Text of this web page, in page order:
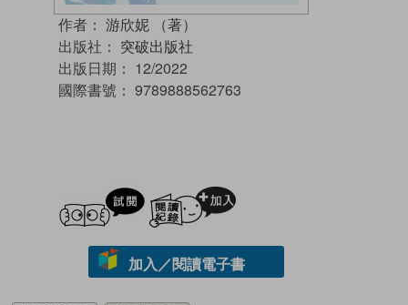
作者： 游欣妮 （著）
出版社： 突破出版社
出版日期： 12/2022
國際書號： 9789888562763
試閲
加入／閱讀電子書